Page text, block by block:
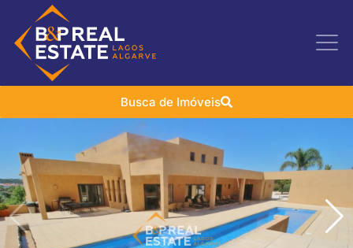
Busca de Imóveis